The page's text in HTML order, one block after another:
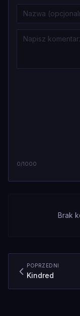
0/1000
Brak
POPRZEDNI
Kindred